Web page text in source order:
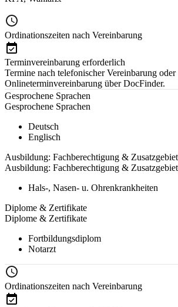
Ordinationszeiten nach Vereinbarung
Terminvereinbarung erforderlich
Termine nach telefonischer Vereinbarung oder
Onlineterminvereinbarung über DocFinder.
Gesprochene Sprachen
Gesprochene Sprachen
Deutsch
Englisch
Ausbildung: Fachberechtigung &
Ausbildung: Fachberechtigung &
Hals-, Nasen- u. Ohrenkrankheiten
Diplome & Zertifikate
Diplome & Zertifikate
Fortbildungsdiplom
Notarzt
Ordinationszeiten nach Vereinbarung